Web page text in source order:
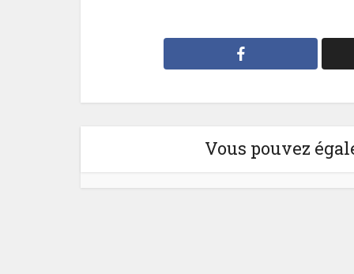
Vous pouvez